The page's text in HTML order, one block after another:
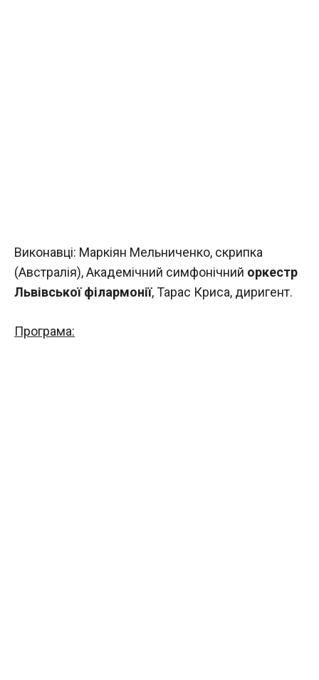
Виконавці: Маркіян Мельниченко, скрипка
(Австралія), Академічний симфонічний оркестр
Львівської філармонії, Тарас Криса, диригент.
Програма: